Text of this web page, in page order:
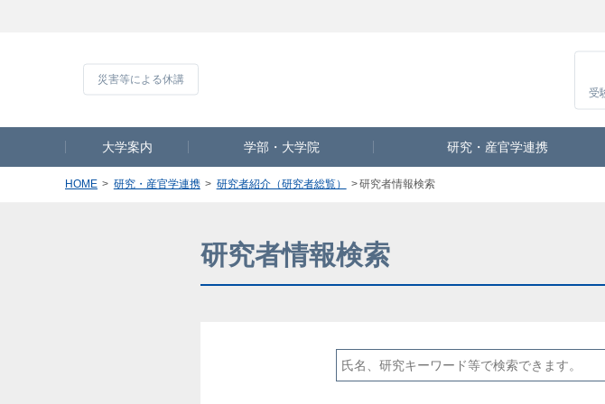
受
大学案内 学部・大学院 研究・産官学連携
HOME 研究・産官学連携 研究者紹介（研究者総覧） 研究者情報検索
研究者情報検索